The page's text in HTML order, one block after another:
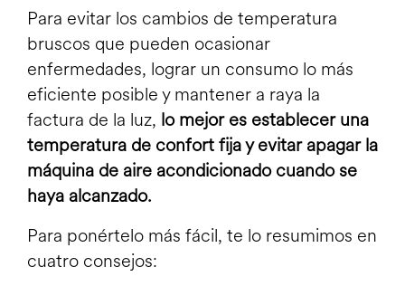
Para evitar los cambios de temperatura
bruscos que pueden ocasionar
enfermedades, lograr un consumo lo más
eficiente posible y mantener a raya la
factura de la luz, lo mejor es establecer una
temperatura de confort fija y evitar apagar la
máquina de aire acondicionado cuando se
haya alcanzado.
Para ponértelo más fácil, te lo resumimos en
cuatro consejos: